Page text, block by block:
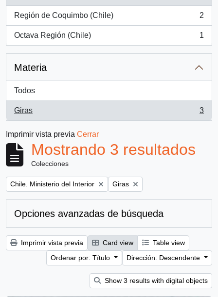
Región de Coquimbo (Chile)
, 2 resultados
2
Octava Región (Chile)
, 1 resultados
1
Materia
Todos
Giras
, 3 resultados
3
Imprimir vista previa Cerrar
Mostrando 3 resultados
Colecciones
Remove filter:
Chile. Ministerio del Interior Remove filter:
Giras
Opciones avanzadas de búsqueda
Imprimir vista previa Card view
Table view
Ordenar por: Título
Dirección: Descendente
Show 3 results with digital objects